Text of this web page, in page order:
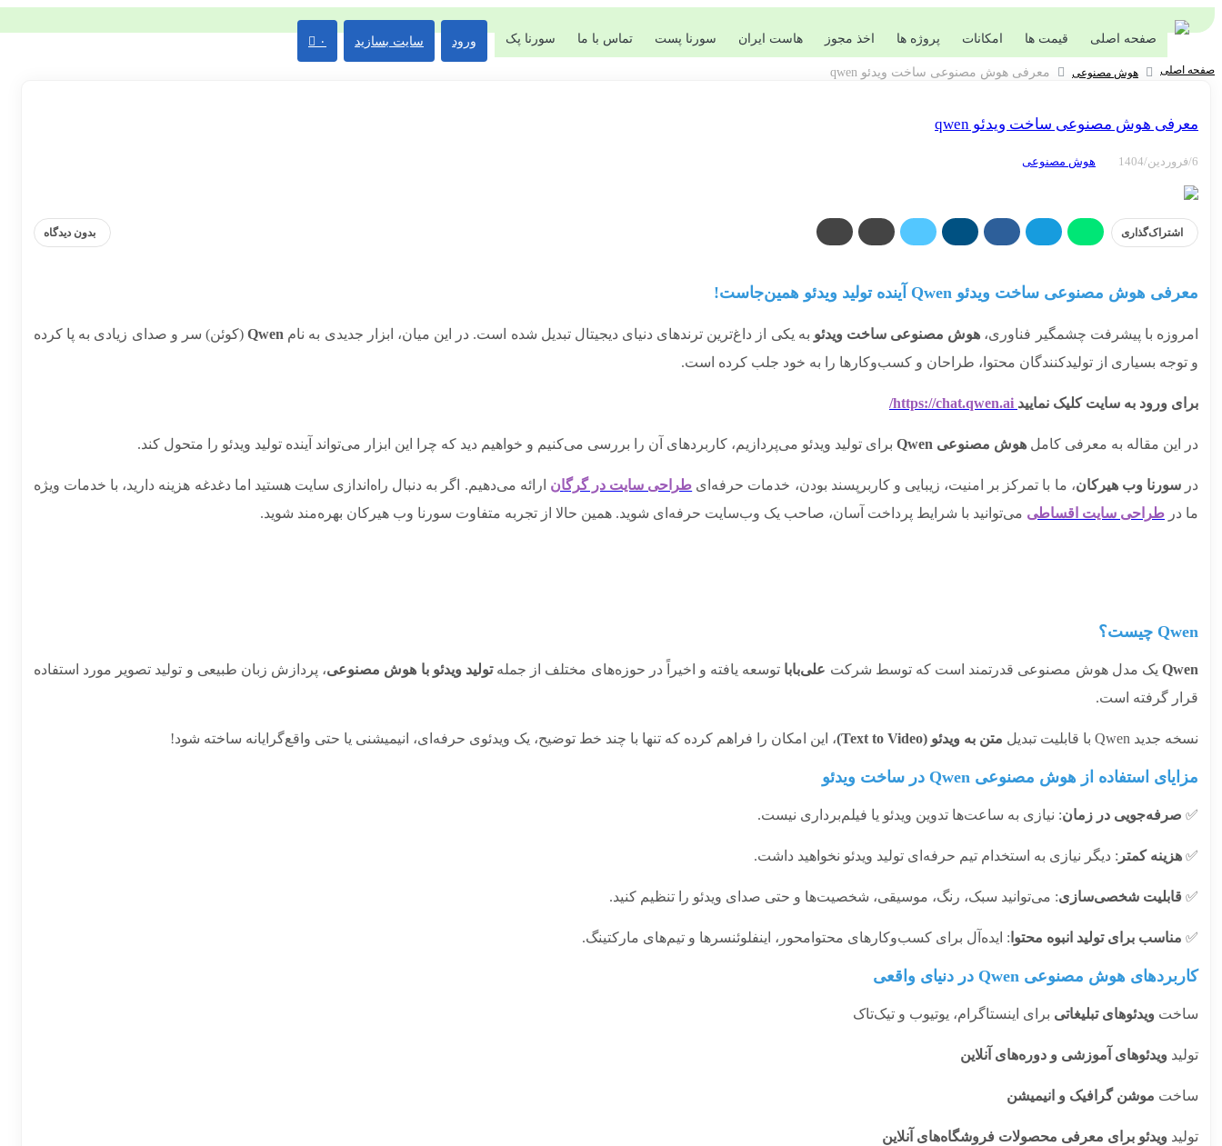
صفحه اصلی قیمت ها امکانات پروژه ها اخذ مجوز هاست ایران سورنا پست تماس با ما سورنا پک ورود سایت بسازید ۰
صفحه اصلی هوش مصنوعی معرفی هوش مصنوعی ساخت ویدئو qwen
معرفی هوش مصنوعی ساخت ویدئو qwen
6/فروردین/1404 هوش مصنوعی
بدون دیدگاه اشتراک‌گذاری
معرفی هوش مصنوعی ساخت ویدئو Qwen آینده تولید ویدئو همین‌جاست!
امروزه با پیشرفت چشمگیر فناوری، هوش مصنوعی ساخت ویدئو به یکی از داغ‌ترین ترندهای دنیای دیجیتال تبدیل شده است. در این میان، ابزار جدیدی به نام Qwen(کوئن) سر و صدای زیادی به پا کرده
و توجه بسیاری از تولیدکنندگان محتوا، طراحان و کسب‌وکارها را به خود جلب کرده است.
برای ورود به سایت کلیک نمایید https://chat.qwen.ai/
در این مقاله به معرفی کامل هوش مصنوعی Qwen برای تولید ویدئو می‌پردازیم، کاربردهای آن را بررسی می‌کنیم و خواهیم دید که چرا این ابزار می‌تواند آینده تولید ویدئو را متحول کند.
درسورنا وب هیرکان، ما با تمرکز بر امنیت، زیبایی و کاربرپسند بودن، خدمات حرفه‌ای طراحی سایت در گرگان ارائه می‌دهیم. اگر به دنبال راه‌اندازی سایت هستید اما دغدغه هزینه دارید، با خدمات ویژه
ما در طراحی سایت اقساطی می‌توانید با شرایط پرداخت آسان، صاحب یک وب‌سایت حرفه‌ای شوید. همین حالا از تجربه متفاوت سورنا وب هیرکان بهره‌مند شوید.
Qwen چیست؟
Qwen یک مدل هوش مصنوعی قدرتمند است که توسط شرکت علی‌بابا توسعه یافته و اخیراً در حوزه‌های مختلف از جملهتولید ویدئو با هوش مصنوعی، پردازش زبان طبیعی و تولید تصویر مورد استفاده
قرار گرفته است.
نسخه جدید Qwen با قابلیت تبدیل متن به ویدئو (Text to Video) ، این امکان را فراهم کرده که تنها با چند خط توضیح، یک ویدئوی حرفه‌ای، انیمیشنی یا حتی واقع‌گرایانه ساخته شود!
مزایای استفاده از هوش مصنوعی Qwen در ساخت ویدئو
✅ صرفه‌جویی در زمان: نیازی به ساعت‌ها تدوین ویدئو یا فیلم‌برداری نیست.
✅ هزینه کمتر : دیگر نیازی به استخدام تیم حرفه‌ای تولید ویدئو نخواهید داشت.
✅ قابلیت شخصی‌سازی: می‌توانید سبک، رنگ، موسیقی، شخصیت‌ها و حتی صدای ویدئو را تنظیم کنید.
✅ مناسب برای تولید انبوه محتوا : ایده‌آل برای کسب‌وکارهای محتوامحور، اینفلوئنسرها و تیم‌های مارکتینگ.
کاربردهای هوش مصنوعی Qwen در دنیای واقعی
ساخت ویدئوهای تبلیغاتی برای اینستاگرام، یوتیوب و تیک‌تاک
تولید ویدئوهای آموزشی و دوره‌های آنلاین
ساخت موشن گرافیک و انیمیشن
تولید ویدئو برای معرفی محصولات فروشگاه‌های آنلاین